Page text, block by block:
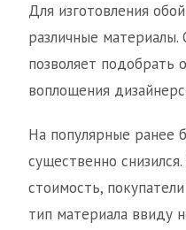
Для изготовления
различные
позволяет подобрать
воплощения
На популярные ранее
существенно
стоимость,
тип материала ввиду